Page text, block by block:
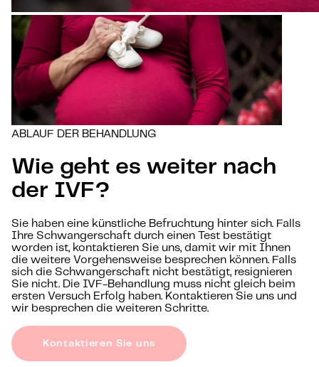
ABLAUF DER BEHANDLUNG
Wie geht es weiter nach
der IVF?
Sie haben eine künstliche Befruchtung hinter sich. Falls
Ihre Schwangerschaft durch einen Test bestätigt
worden ist, kontaktieren Sie uns, damit wir mit Ihnen
die weitere Vorgehensweise besprechen können. Falls
sich die Schwangerschaft nicht bestätigt, resignieren
Sie nicht. Die IVF-Behandlung muss nicht gleich beim
ersten Versuch Erfolg haben. Kontaktieren Sie uns und
wir besprechen die weiteren Schritte.
Kontaktieren Sie uns